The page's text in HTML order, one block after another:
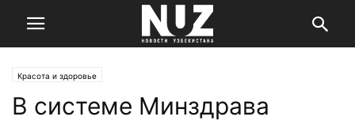
Красота и здоровье
В системе Минздрава